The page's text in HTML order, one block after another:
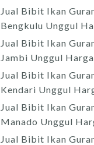
Jual Bibit Ikan
Bengkulu Unggul
Jual Bibit Ikan
Jambi Unggul
Jual Bibit Ikan
Kendari Unggul
Jual Bibit Ikan
Manado Unggul
Jual Bibit Ikan